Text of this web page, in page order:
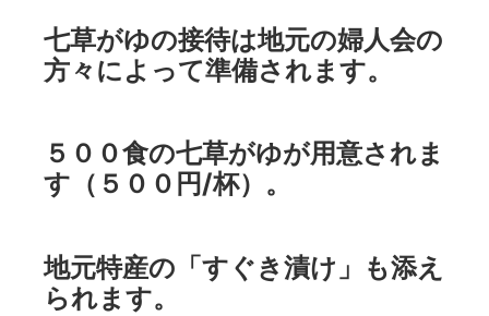
七草がゆの接待は地元の婦人会の
方々によって準備されます。
５００食の七草がゆが用意されま
す（５００円/杯）。
地元特産の「すぐき漬け」も添え
られます。